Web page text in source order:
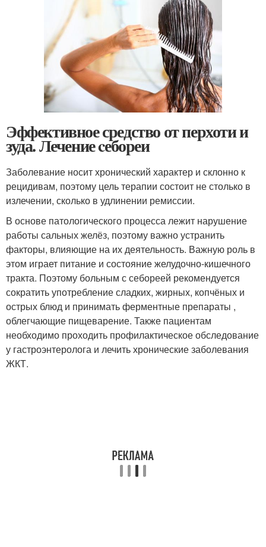
Эффективное средство от перхоти и
зуда. Лечение cебореи
Заболевание носит хронический характер и склонно к
рецидивам, поэтому цель терапии состоит не столько в
излечении, сколько в удлинении ремиссии.
В основе патологического процесса лежит нарушение
работы сальных желёз, поэтому важно устранить
факторы, влияющие на их деятельность. Важную роль в
этом играет питание и состояние желудочно-кишечного
тракта. Поэтому больным с себореей рекомендуется
сократить употребление сладких, жирных, копчёных и
острых блюд и принимать ферментные препараты ,
облегчающие пищеварение. Также пациентам
необходимо проходить профилактическое обследование
у гастроэнтеролога и лечить хронические заболевания
ЖКТ.